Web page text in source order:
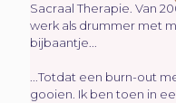
Sacraal Therapie. Van
werk als drummer met
bijbaantje...
...Totdat een burn-out
gooien. Ik ben toen in